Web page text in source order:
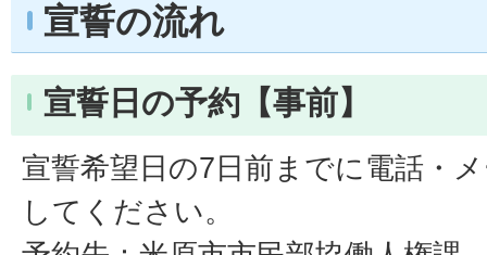
宣誓の流れ
宣誓日の予約【事前】
宣誓希望日の7日前までに電話・
してください。